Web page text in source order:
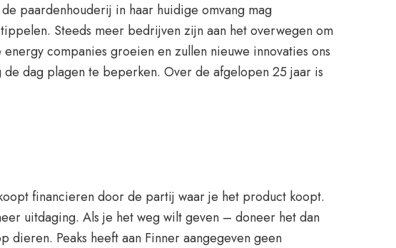
paardenhouderij in haar huidige omvang mag
Steeds meer bedrijven zijn aan het overwegen om
companies groeien en zullen nieuwe innovaties ons
dag plagen te beperken. Over de afgelopen 25 jaar is
financieren door de partij waar je het product koopt.
uitdaging. Als je het weg wilt geven – doneer het dan
Peaks heeft aan Finner aangegeven geen